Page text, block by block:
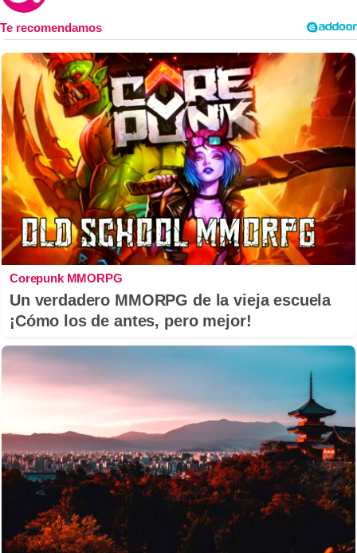
Corepunk MMORPG
Un verdadero MMORPG de la vieja escuela
¡Cómo los de antes, pero mejor!